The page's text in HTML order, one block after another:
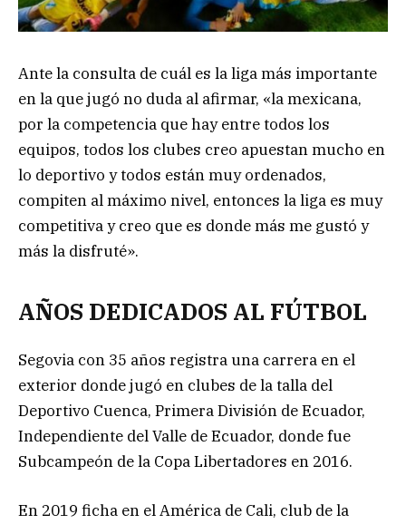
Ante la consulta de cuál es la liga más importante
en la que jugó no duda al afirmar, «la mexicana,
por la competencia que hay entre todos los
equipos, todos los clubes creo apuestan mucho en
lo deportivo y todos están muy ordenados,
compiten al máximo nivel, entonces la liga es muy
competitiva y creo que es donde más me gustó y
más la disfruté».
AÑOS DEDICADOS AL FÚTBOL
Segovia con 35 años registra una carrera en el
exterior donde jugó en clubes de la talla del
Deportivo Cuenca, Primera División de Ecuador,
Independiente del Valle de Ecuador, donde fue
Subcampeón de la Copa Libertadores en 2016.
En 2019 ficha en el América de Cali, club de la